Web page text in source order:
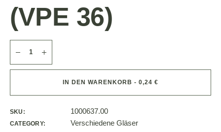
(VPE 36)
IN DEN WARENKORB - 0,24 €
SKU: 1000637.00
CATEGORY: Verschiedene Gläser